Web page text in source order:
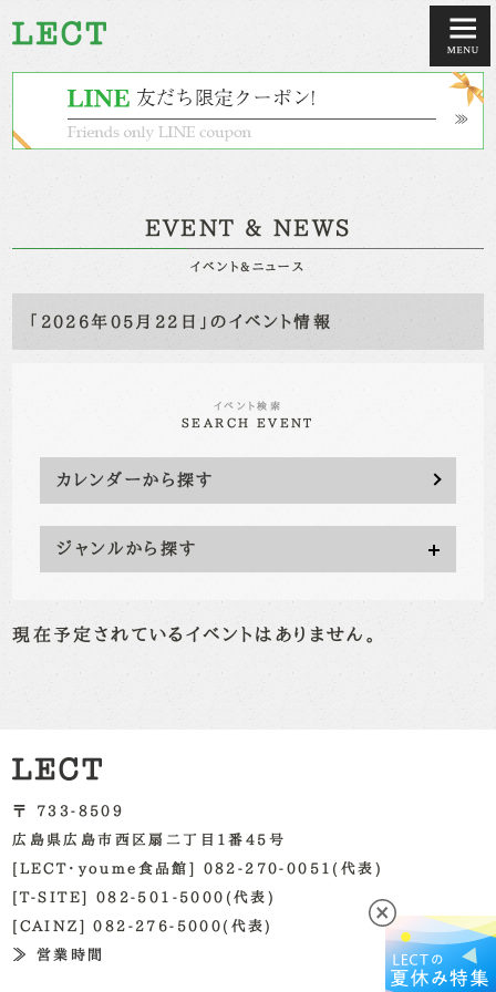
EVENT & NEWS
イベント&ニュース
「2026年05月22日」のイベント情報
イベント検索
SEARCH EVENT
カレンダーから探す
ジャンルから探す
現在予定されているイベントはありません。
〒 733-8509
広島県広島市西区扇二丁目1番45号
[LECT・youme食品館] 082-270-0051(代表)
[T-SITE] 082-501-5000(代表)
[CAINZ] 082-276-5000(代表)
≫ 営業時間